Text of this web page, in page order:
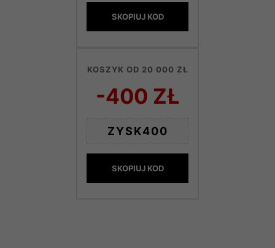
SKOPIUJ KOD
KOSZYK OD 20 000 ZŁ
-400 ZŁ
ZYSK400
SKOPIUJ KOD